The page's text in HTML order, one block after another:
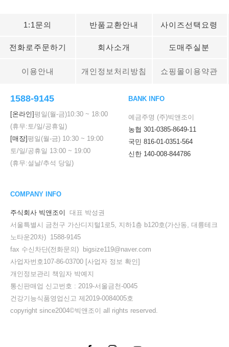
1:1문의 반품교환안내 사이즈선택요령
전화로주문하기 회사소개 도매주실분
이용안내 개인정보처리방침 쇼핑몰이용약관
1588-9145
[온라인] 평일(월-금)10:30 ~ 18:00
(휴무:토/일/공휴일)
[매장] 평일(월-금) 10:30 ~ 19:00
토/일/공휴일 13:00 ~ 19:00
(휴무:설날/추석 당일)
BANK INFO
예금주명 (주)빅앤조이
농협 301-0385-8649-11
국민 816-01-0351-564
신한 140-008-844786
COMPANY INFO
주식회사 빅앤조이
대표 박성권
서울특별시 금천구 가산디지털1로5, 지하1층 b120호(가산동, 대륭테크
노타운20차) 1588-9145
fax 수신차단(전화문의) bigsize119@naver.com
사업자번호107-86-03700 [사업자 정보 확인]
개인정보관리 책임자 박예지
통신판매업 신고번호 : 2019-서울금천-0045
건강기능식품영업신고 제2019-0084005호
copyright since2004©빅앤조이 all rights reserved.